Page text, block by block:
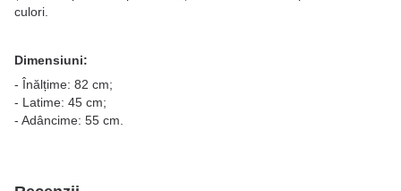
culori.
Dimensiuni:
- Înălțime: 82 cm;
- Latime: 45 cm;
- Adâncime: 55 cm.